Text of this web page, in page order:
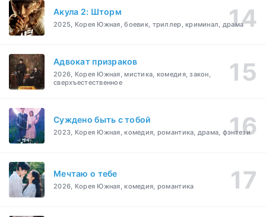
Акула 2: Шторм
2025, Корея Южная, боевик, триллер, криминал, драма
Адвокат призраков
2026, Корея Южная, мистика, комедия, закон,
сверхъестественное
Суждено быть с тобой
2023, Корея Южная, комедия, романтика, драма, фэнтези
Мечтаю о тебе
2026, Корея Южная, комедия, романтика